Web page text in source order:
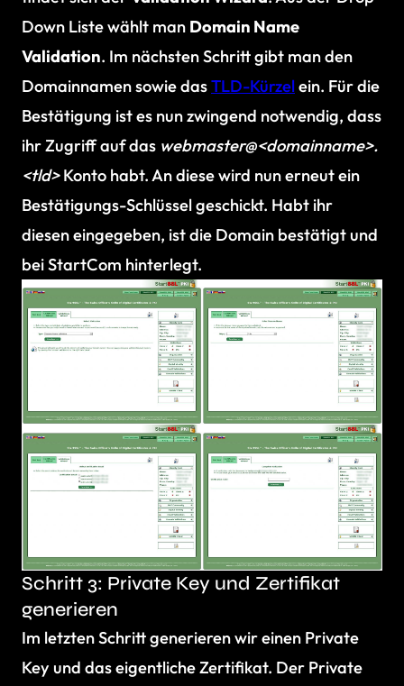
Down Liste wählt man Domain Name
Validation. Im nächsten Schritt gibt man den
Domainnamen sowie dasTLD-Kürzelein. Für die
Bestätigung ist es nun zwingend notwendig, dass
ihr Zugriff auf das webmaster@<domainname>.
<tld>Konto habt. An diese wird nun erneut ein
Bestätigungs-Schlüssel geschickt. Habt ihr
diesen eingegeben, ist die Domain bestätigt und
bei StartCom hinterlegt.
Schritt 3: Private Key und Zertifikat
generieren
Im letzten Schritt generieren wir einen Private
Key und das eigentliche Zertifikat. Der Private